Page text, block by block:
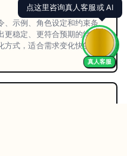
、示例、角色设定和约束条
稳定、更符合预期的结果。
式，适合需求变化快的场
真人客服